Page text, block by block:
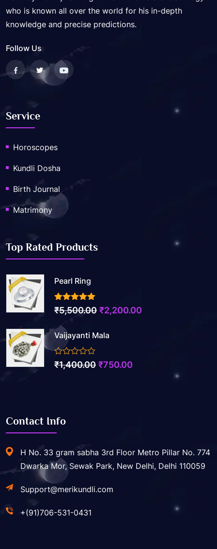
who is known all over the world for his in-depth
knowledge and precise predictions.
Follow Us
Service
Horoscopes
Kundli Dosha
Birth Journal
Matrimony
Top Rated Products
Pearl Ring
3.50out of 5
₹5,500.00 Original
was:
₹2,200.00
Vaijayanti Mala
0
out
₹1,400.00 Original
₹750.00
Contact Info
H No. 33 gram sabha 3rd Floor Metro Pillar No. 774
Dwarka Mor, Sewak Park, New Delhi, Delhi 110059
Support@merikundli.com
+(91)706-531-0431